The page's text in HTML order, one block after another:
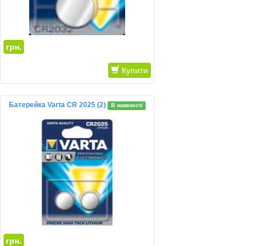
грн.
Купити
Батерейка Varta CR 2025 (2) В наявності
грн.